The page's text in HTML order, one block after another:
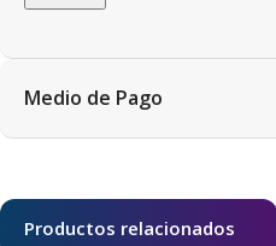
Medio de Pago
Productos relacionados